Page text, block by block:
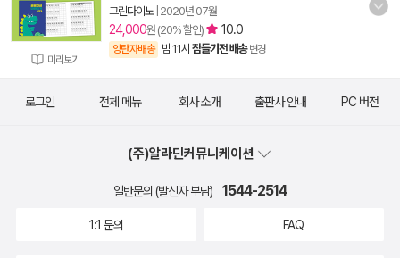
미리보기
그린다이노| 2020년 07월
24,000원 (20% 할인) 10.0
양탄자배송 밤 11시 잠들기전 배송 변경
로그인 전체 메뉴 회사 소개 출판사 안내 PC 버전
(주)알라딘커뮤니케이션
일반문의 (발신자 부담) 1544-2514
1:1 문의 FAQ